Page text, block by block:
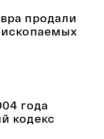
продали
года
кодекс